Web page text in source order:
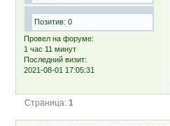
Позитив: 0
Провел на форуме:
1 час 11 минут
Последний визит:
2021-08-01 17:05:31
Страница: 1